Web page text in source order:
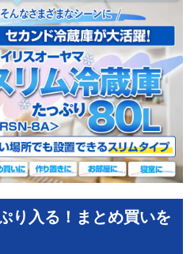
り入る！まとめ買いを